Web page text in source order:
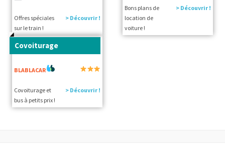
Offres spéciales
sur le train !
> Découvrir !
Bons plans de
location de
voiture !
> Découvrir !
Covoiturage
BLABLACAR
Covoiturage et
bus à petits prix !
> Découvrir !